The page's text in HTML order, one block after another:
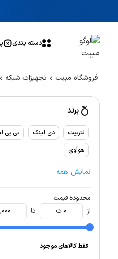
دسته بندی
فروشگاه مبیت تجهیزات شبکه
برند
نتربیت دی لینک تی پی
هوآوی
نمایش همه
محدوده قیمت
از 0 ت تا
فقط کالاهای موجود